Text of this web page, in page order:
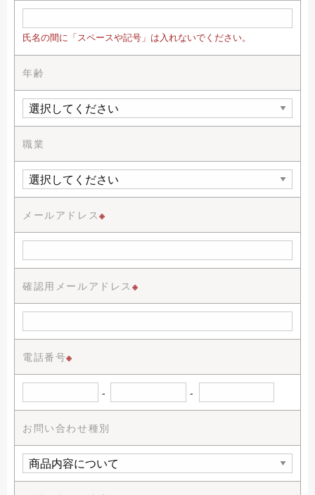
氏名の間に「スペースや記号」は入れないでください。
年齢
職業
メールアドレス※
確認用メールアドレス ※
電話番号※
- -
お問い合わせ種別